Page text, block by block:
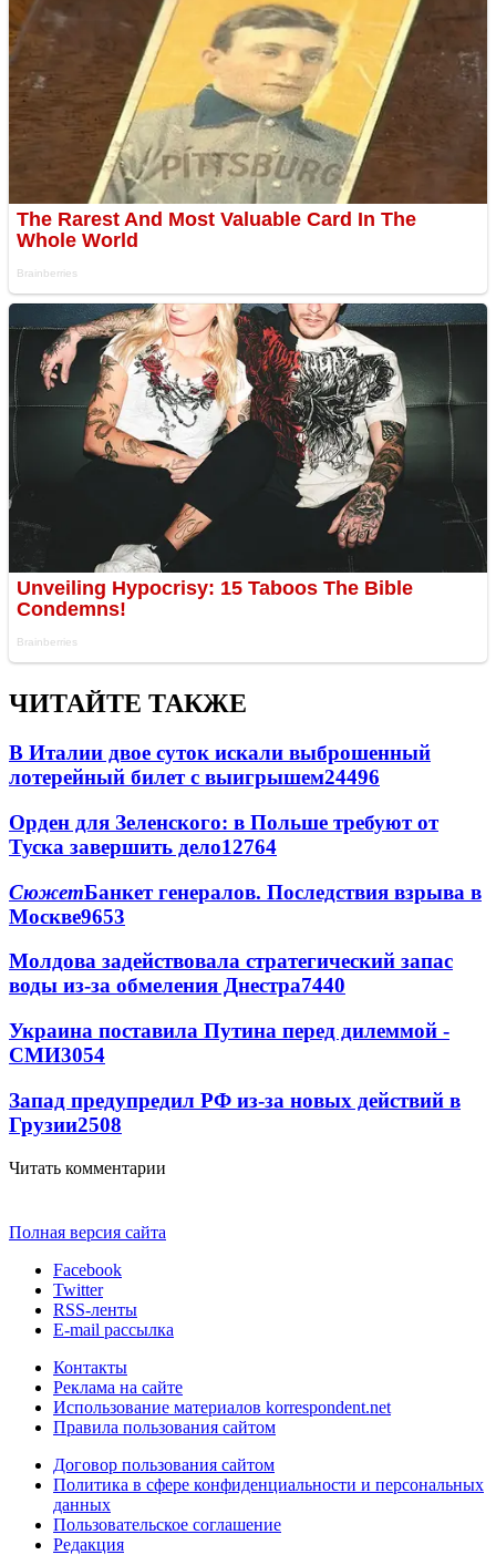
ЧИТАЙТЕ ТАКЖЕ
В Италии двое суток искали выброшенный
лотерейный билет с выигрышем24496
Орден для Зеленского: в Польше требуют от
Туска завершить дело12764
СюжетБанкет генералов. Последствия взрыва в
Москве9653
Молдова задействовала стратегический запас
воды из-за обмеления Днестра7440
Украина поставила Путина перед дилеммой -
СМИ3054
Запад предупредил РФ из-за новых действий в
Грузии2508
Читать комментарии
Полная версия сайта
Facebook
Twitter
RSS-ленты
E-mail рассылка
Контакты
Реклама на сайте
Использование материалов korrespondent.net
Правила пользования сайтом
Договор пользования сайтом
Политика в сфере конфиденциальности и персональных
данных
Пользовательское соглашение
Редакция